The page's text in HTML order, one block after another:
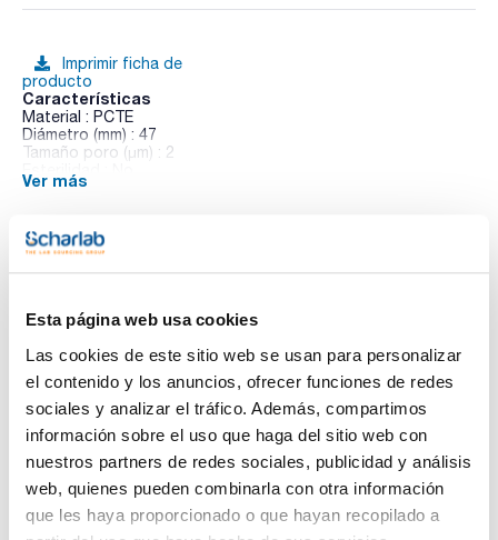
Esta página web usa cookies
Las cookies de este sitio web se usan para personalizar
el contenido y los anuncios, ofrecer funciones de redes
sociales y analizar el tráfico. Además, compartimos
información sobre el uso que haga del sitio web con
nuestros partners de redes sociales, publicidad y análisis
web, quienes pueden combinarla con otra información
que les haya proporcionado o que hayan recopilado a
Imprimir ficha de
producto
Características
Material : PCTE
Diámetro (mm) : 47
Tamaño poro (µm) : 2
Cuadrícula : No
Las membranas de policarbonato son microporosas con una
superficie lisa y plana y con poros cilíndricos controlados. La
(PVP) que permite que sea hidrófila. Los filtros de
policarbonato GVS no se tiñen, lo que minimiza la
interferencia de fondo. Estos filtros son esterilizables en
autoclave con una temperatura máxima de funcionamiento
de 140°C (284°F).
Ver más
TDS / Ficha técnica
descargas
Regístrate para
descargas
SDS/ Hoja de seguridad
Regístrate para
descargas
Los productos marcados con esta imagen son